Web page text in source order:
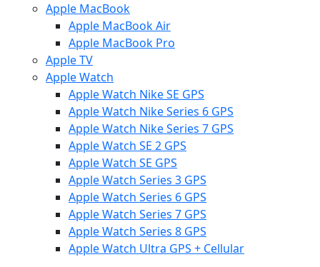
Apple MacBook
Apple MacBook Air
Apple MacBook Pro
Apple TV
Apple Watch
Apple Watch Nike SE GPS
Apple Watch Nike Series 6 GPS
Apple Watch Nike Series 7 GPS
Apple Watch SE 2 GPS
Apple Watch SE GPS
Apple Watch Series 3 GPS
Apple Watch Series 6 GPS
Apple Watch Series 7 GPS
Apple Watch Series 8 GPS
Apple Watch Ultra GPS + Cellular